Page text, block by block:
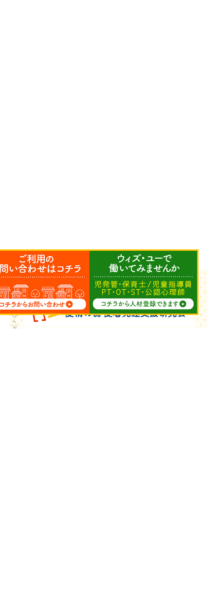
Copyright © ウィズ・ユー All Rights Reserved.